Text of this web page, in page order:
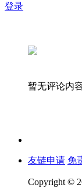
登录
暂无评论内
友链申请 免
Copyright ©